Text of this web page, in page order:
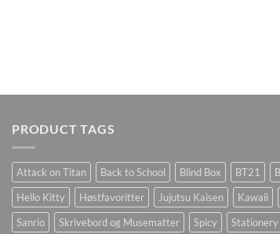
PRODUCT TAGS
Attack on Titan Back to School Blind Box BT21
Hello Kitty
Høstfavoritter Jujutsu Kaisen Kawaii
Sanrio
Skrivebord og Musematter Spicy Stationery